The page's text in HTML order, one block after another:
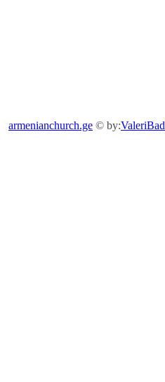
armenianchurch.ge © by: